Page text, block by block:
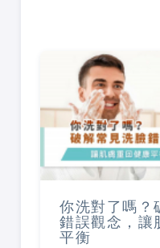
你洗對了嗎？
錯誤觀念，讓
平衡